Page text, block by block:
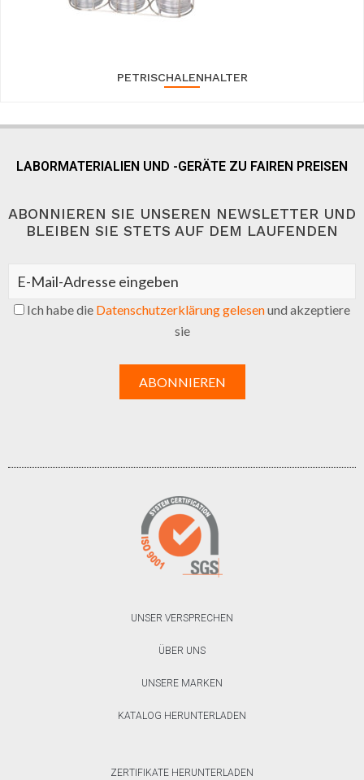
PETRISCHALENHALTER
LABORMATERIALIEN UND -GERÄTE ZU FAIREN PREISEN
ABONNIEREN SIE UNSEREN NEWSLETTER UND
BLEIBEN SIE STETS AUF DEM LAUFENDEN
Ich habe die Datenschutzerklärung gelesenund akzeptiere
sie
UNSER VERSPRECHEN
ÜBER UNS
UNSERE MARKEN
KATALOG HERUNTERLADEN
ZERTIFIKATE HERUNTERLADEN